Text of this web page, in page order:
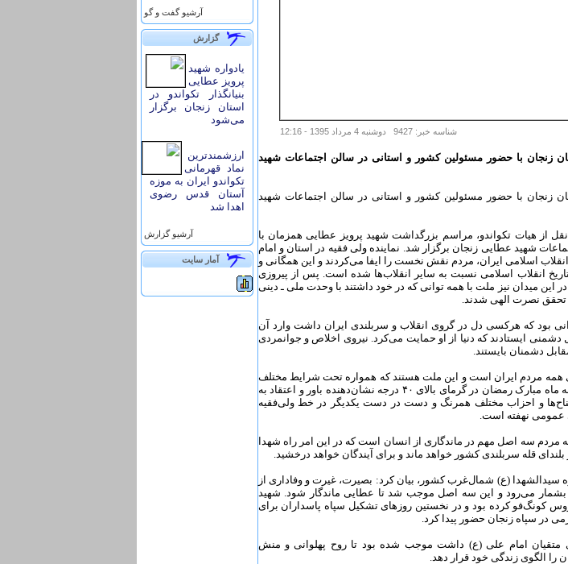
آرشيو گفت و گو
گزارش
یادواره شهید
پرویز عطایی
بنیانگذار تکواندو در
استان زنجان برگزار
می‌شود
ارزشمندترین
نماد قهرمانی
تکواندو ایران به موزه
آستان قدس رضوی
اهدا شد
آرشيو گزارش
آمار سايت
شناسه خبر: 9427 دوشنبه 4 مرداد 1395 - 12:16
زنجان با حضور مسئولین کشور و استانی در سالن اجتماعات شهید
زنجان با حضور مسئولین کشور و استانی در سالن اجتماعات شهید
از هیات تکواندو، مراسم بزرگداشت شهید پرویز عطایی همزمان با
شهید عطایی زنجان برگزار شد. نماینده ولی فقیه در استان و امام
اسلامی ایران، مردم نقش نخست را ایفا می‌کردند و این همگانی و
انقلاب اسلامی نسبت به سایر انقلاب‌ها شده است. پس از پیروزی
این میدان نیز ملت با همه توانی که در خود داشتند با وحدت ملی ـ دینی
تحقق نصرت الهی شدند.
بود که هرکسی دل در گروی انقلاب و سربلندی ایران داشت وارد آن
ایستادند که دنیا از او حمایت می‌کرد. نیروی اخلاص و جوانمردی
دشمنان بایستند.
همه مردم ایران است و این ملت هستند که همواره تحت شرایط مختلف
پشتیبان انقلاب بوده‌اند. حضور مردم در آخرین جمعه ماه مبارک رمضان در گرمای بالای ۴۰ درجه نشان‌دهنده باور و اعتقاد به
و احزاب مختلف همرنگ و دست در دست یکدیگر در خط ولی‌فقیه
عمومی نهفته است.
سه اصل مهم در ماندگاری از انسان است که در این امر راه شهدا
قله سربلندی کشور خواهد ماند و برای آیندگان خواهد درخشید.
سیدالشهدا (ع) شمال‌غرب کشور، بیان کرد: بصیرت، غیرت و وفاداری از
می‌رود و این سه اصل موجب شد تا عطایی ماندگار شود. شهید
کرده بود و در نخستین روزهای تشکیل سپاه پاسداران برای
در سپاه زنجان حضور پیدا کرد.
متقیان امام علی (ع) داشت موجب شده بود تا روح پهلوانی و منش
را الگوی زندگی خود قرار دهد.